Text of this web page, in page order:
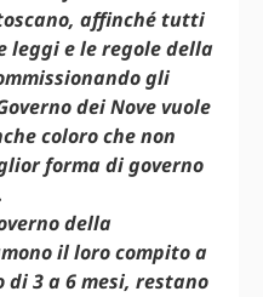
affinché tutti
leggi e le regole della
gli
dei Nove vuole
coloro che non
forma di governo
della
il loro compito a
3 a 6 mesi, restano